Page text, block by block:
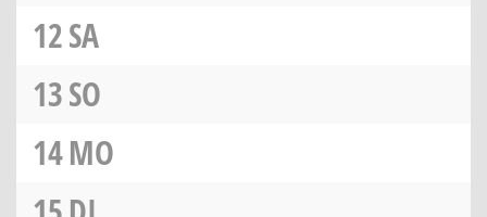
12SA
13SO
14MO